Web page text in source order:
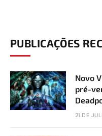
PUBLICAÇÕES
Novo
pré-
21 DE